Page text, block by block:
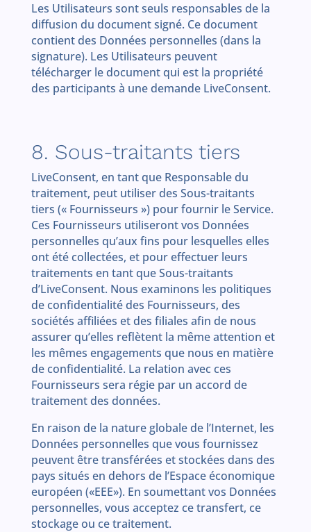
Les Utilisateurs sont seuls responsables de la
diffusion du document signé. Ce document
contient des Données personnelles (dans la
signature). Les Utilisateurs peuvent
télécharger le document qui est la propriété
des participants à une demande LiveConsent.
8. Sous-traitants tiers
LiveConsent, en tant que Responsable du
traitement, peut utiliser des Sous-traitants
tiers (« Fournisseurs ») pour fournir le Service.
Ces Fournisseurs utiliseront vos Données
personnelles qu’aux fins pour lesquelles elles
ont été collectées, et pour effectuer leurs
traitements en tant que Sous-traitants
d’LiveConsent. Nous examinons les politiques
de confidentialité des Fournisseurs, des
sociétés affiliées et des filiales afin de nous
assurer qu’elles reflètent la même attention et
les mêmes engagements que nous en matière
de confidentialité. La relation avec ces
Fournisseurs sera régie par un accord de
traitement des données.
En raison de la nature globale de l’Internet, les
Données personnelles que vous fournissez
peuvent être transférées et stockées dans des
pays situés en dehors de l’Espace économique
européen («EEE»). En soumettant vos Données
personnelles, vous acceptez ce transfert, ce
stockage ou ce traitement.